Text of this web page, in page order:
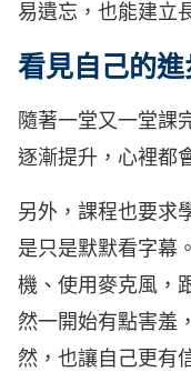
易遺忘，也能建立
看見自己的
隨著一堂又一堂課
逐漸提升，心裡都
另外，課程也要求
是只是默默看字幕
機、使用麥克風，
然一開始有點害羞
然，也讓自己更有